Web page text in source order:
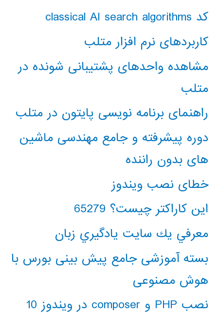
کد classical AI search algorithms
کاربردهای نرم افزار متلب
مشاهده واحدهای پشتیبانی شونده در
متلب
راهنمای برنامه نویسی پایتون در متلب
دوره پیشرفته و جامع مهندسی ماشین
های بدون راننده
خطای نصب ویندوز
این کاراکتر چیست؟ 65279
معرفي يك سايت يادگيري زبان
بسته آموزشی جامع پیش بینی بورس با
هوش مصنوعی
نصب PHP و composer در ویندوز 10